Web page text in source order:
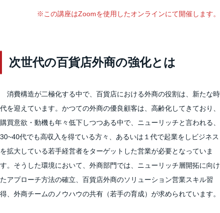
※この講座はZoomを使用したオンラインにて開催します。
次世代の百貨店外商の強化とは
消費構造が二極化する中で、百貨店における外商の役割は、新たな時
代を迎えています。かつての外商の優良顧客は、高齢化してきており、
購買意欲・動機も年々低下しつつある中で、ニューリッチと言われる、
30~40代でも高収入を得ている方々、あるいは１代で起業をしビジネス
を拡大している若手経営者をターゲットした営業が必要となっていま
す。そうした環境において、外商部門では、ニューリッチ層開拓に向け
たアプローチ方法の確立、百貨店外商のソリューション営業スキル習
得、外商チームのノウハウの共有（若手の育成）が求められています。